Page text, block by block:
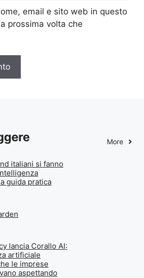
email e sito web in questo
prossima volta che
More
italiani si fanno
guida pratica
lancia Corallo AI:
artificiale
le imprese
aspettando